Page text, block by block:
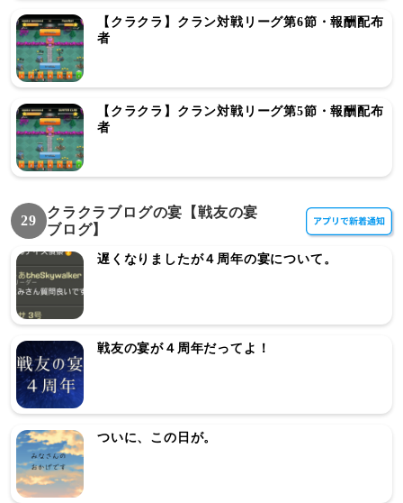
【クラクラ】クラン対戦リーグ第6節・報酬配布
者
【クラクラ】クラン対戦リーグ第5節・報酬配布
者
29
クラクラブログの宴【戦友の宴
ブログ】
遅くなりましたが４周年の宴について。
戦友の宴が４周年だってよ！
ついに、この日が。